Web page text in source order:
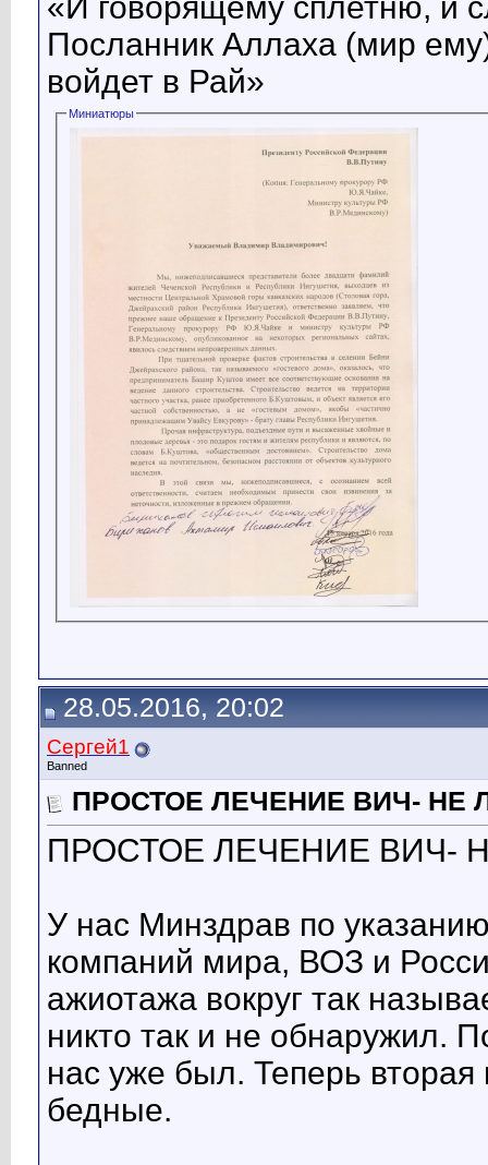
«И говорящему сплетню, и
Посланник Аллаха (мир
войдет в Рай»
Миниатюры
28.05.2016, 20:02
Сергей1
Banned
ПРОСТОЕ ЛЕЧЕНИЕ ВИЧ- НЕ
ПРОСТОЕ ЛЕЧЕНИЕ ВИЧ-
У нас Минздрав по
компаний мира, ВОЗ и
ажиотажа вокруг так
никто так и не обнаружил.
нас уже был. Теперь
бедные.